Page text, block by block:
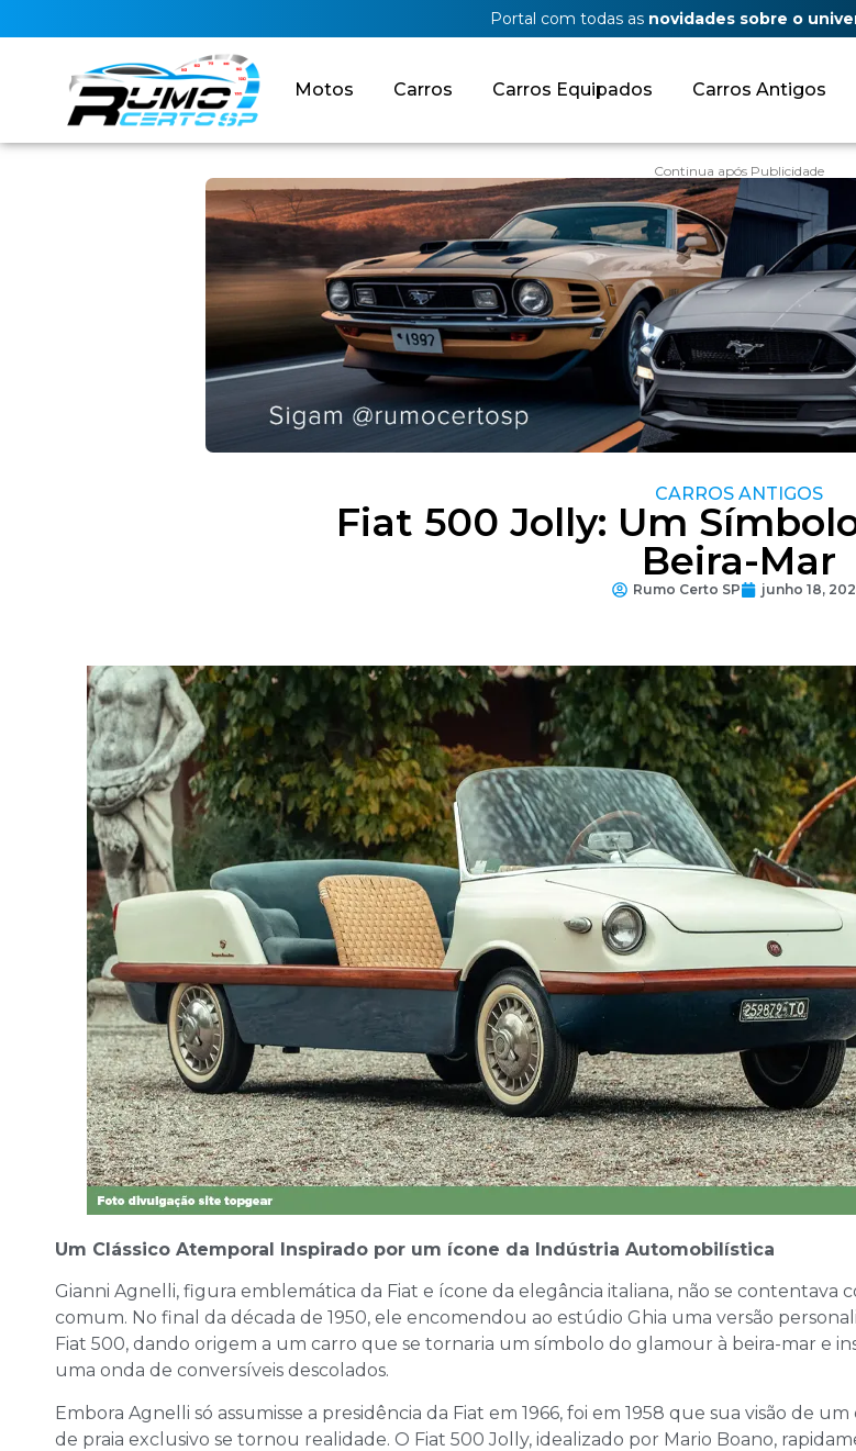
Portal com todas as novidades sobre o
Motos Carros Carros Equipados Carros Antigos
Continua após Publicidade
CARROS ANTIGOS
Fiat 500 Jolly: Um
Beira-Mar
Rumo Certo SP junho 18,
Um Clássico Atemporal Inspirado por um ícone da Indústria Automobilística
Gianni Agnelli, figura emblemática da Fiat e ícone da elegância italiana, não se contentava
comum. No final da década de 1950, ele encomendou ao estúdio Ghia uma versão
Fiat 500, dando origem a um carro que se tornaria um símbolo do glamour à beira-mar e
uma onda de conversíveis descolados.
Embora Agnelli só assumisse a presidência da Fiat em 1966, foi em 1958 que sua visão de
de praia exclusivo se tornou realidade. O Fiat 500 Jolly, idealizado por Mario Boano,